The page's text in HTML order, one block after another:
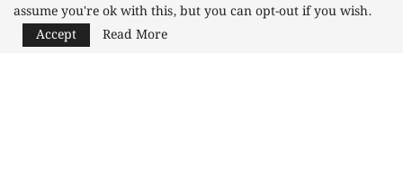
assume you're ok with this, but you can opt-out if you wish.
Accept
Read More